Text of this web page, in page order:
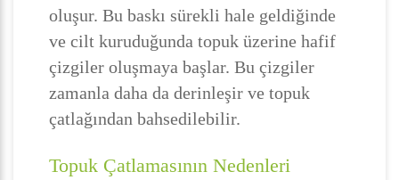
oluşur. Bu baskı sürekli hale geldiğinde
ve cilt kuruduğunda topuk üzerine hafif
çizgiler oluşmaya başlar. Bu çizgiler
zamanla daha da derinleşir ve topuk
çatlağından bahsedilebilir.
Topuk Çatlamasının Nedenleri